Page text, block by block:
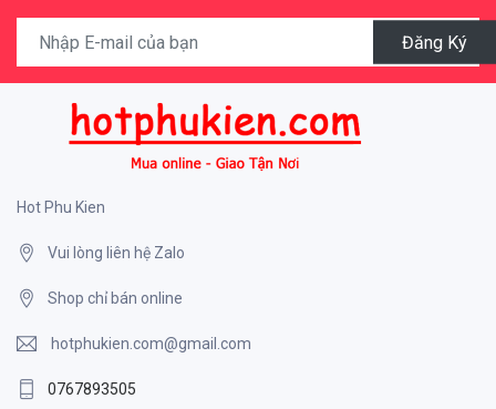
Đăng Ký
Hot Phu Kien
Vui lòng liên hệ Zalo
Shop chỉ bán online
hotphukien.com@gmail.com
0767893505